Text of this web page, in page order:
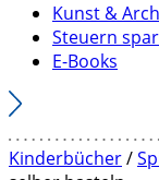
Kunst &
Steuern
E-Books
Kinderbücher/